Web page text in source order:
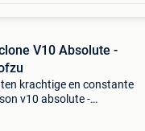
V10 Absolute -
krachtige en constante
v10 absolute -